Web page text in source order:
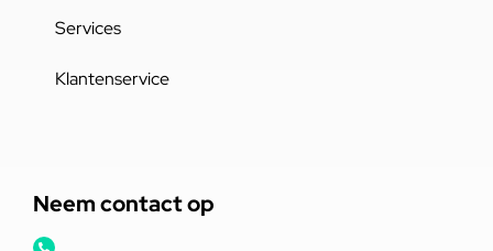
Services
Klantenservice
Neem contact op